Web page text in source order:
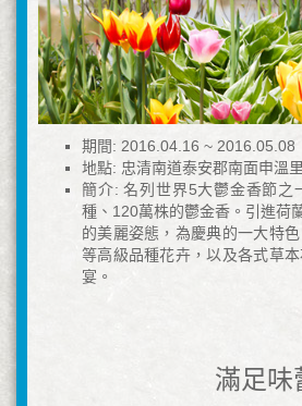
期間: 2016.04.16 ~ 2016.05.08
地點: 忠清南道泰安郡南面申溫
簡介: 名列世界5大鬱金香節之
種、120萬株的鬱金香。引進荷
的美麗姿態，為慶典的一大特
等高級品種花卉，以及各式草
宴。
滿足味